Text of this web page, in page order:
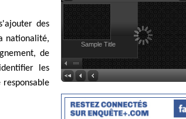
des
nationalité,
de
les
Sample Title